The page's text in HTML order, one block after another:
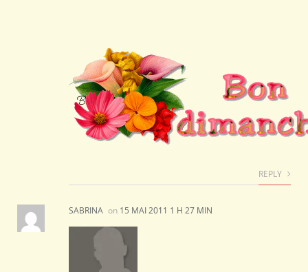
REPLY
SABRINA on 15 MAI 2011 1 H 27 MIN